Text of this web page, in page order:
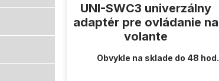
UNI-SWC3 univerzálny
adaptér pre ovládanie na
volante
Obvykle na sklade do 48 hod.